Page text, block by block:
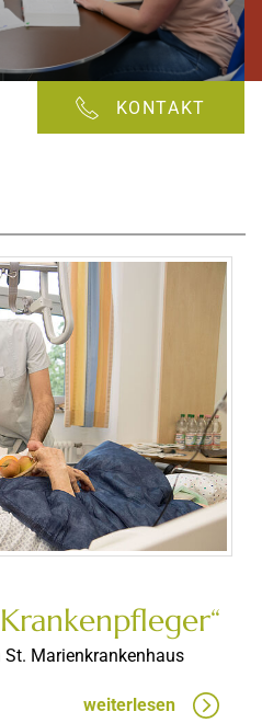
KONTAKT
Marienkrankenhaus
weiterlesen